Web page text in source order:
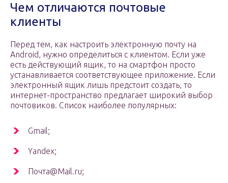
Чем отличаются почтовые
клиенты
Перед тем, как настроить электронную почту на
Android, нужно определиться с клиентом. Если уже
есть действующий ящик, то на смартфон просто
устанавливается соответствующее приложение. Если
электронный ящик лишь предстоит создать, то
интернет-пространство предлагает широкий выбор
почтовиков. Список наиболее популярных:
Gmail;
Yandex;
Почта@Mail.ru;